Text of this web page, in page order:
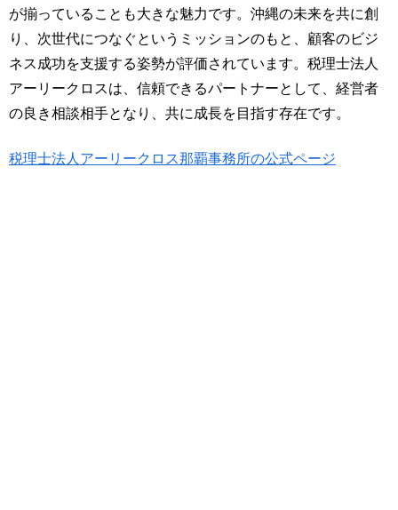
が揃っていることも大きな魅力です。沖縄の未来を共に創
り、次世代につなぐというミッションのもと、顧客のビジ
ネス成功を支援する姿勢が評価されています。税理士法人
アーリークロスは、信頼できるパートナーとして、経営者
の良き相談相手となり、共に成長を目指す存在です。
税理士法人アーリークロス那覇事務所の公式ページ